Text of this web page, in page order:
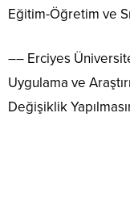
Eğitim-Öğretim ve
–– Erciyes
Uygulama ve
Değişiklik